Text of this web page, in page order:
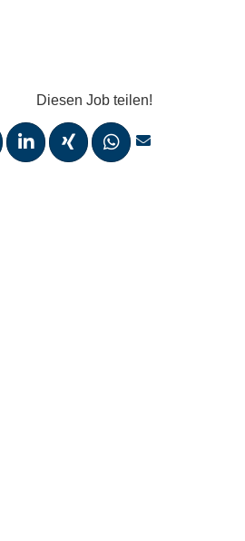
Diesen Job teilen!